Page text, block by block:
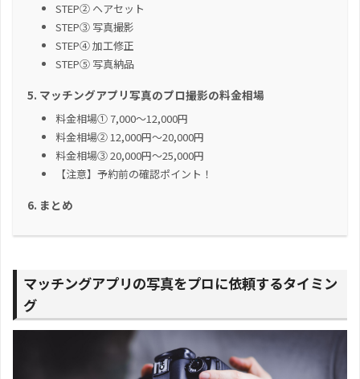
STEP② ヘアセット
STEP③ 写真撮影
STEP④ 加工修正
STEP⑤ 写真納品
マッチングアプリ写真のプロ撮影の料金相場
料金相場① 7,000～12,000円
料金相場② 12,000円～20,000円
料金相場③ 20,000円～25,000円
【注意】予約前の確認ポイント！
まとめ
マッチングアプリの写真をプロに依頼するタイミン
グ